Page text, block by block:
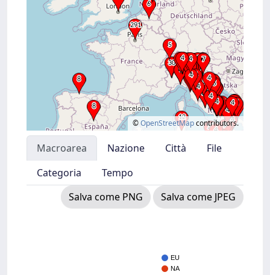
©OpenStreetMapcontributors.
Macroarea Nazione Città
File
Categoria
Tempo
Salva come PNG
Salva come JPEG
EU
NA